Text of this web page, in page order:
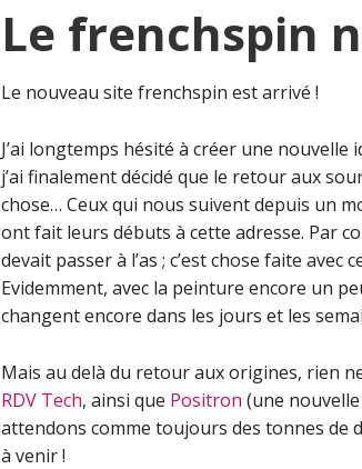
Le frenchspin
Le nouveau site frenchspin est arrivé !
J’ai longtemps hésité à créer une
j’ai finalement décidé que le retour aux
chose… Ceux qui nous suivent depuis un
ont fait leurs débuts à cette adresse. Par
devait passer à l’as ; c’est chose faite avec
Evidemment, avec la peinture encore un
changent encore dans les jours et les
Mais au delà du retour aux origines, rien
RDV Tech, ainsi que Positron (une
attendons comme toujours des tonnes de
à venir !